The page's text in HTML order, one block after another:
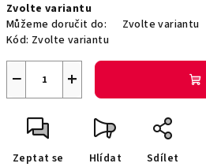
cena:
Zvolte variantu
Můžeme doručit do:
Zvolte variantu
Kód: Zvolte variantu
+
−
Zeptat se Hlídat Sdílet